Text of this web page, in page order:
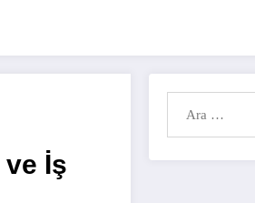
ve İş